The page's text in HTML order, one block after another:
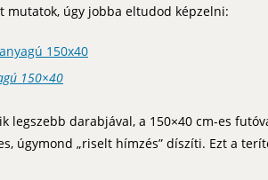
mutatok, úgy jobba eltudod képzelni:
150×40
legszebb darabjával, a 150×40 cm-es
úgymond „riselt hímzés” díszíti. Ezt a